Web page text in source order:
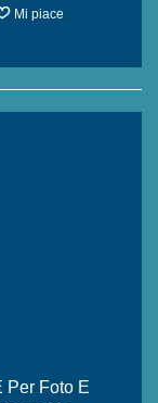
Mi piace
Per Foto E